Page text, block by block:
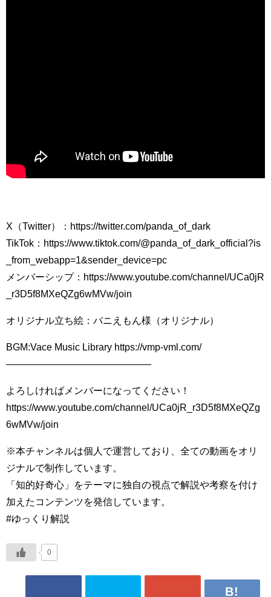
X（Twitter）：https://twitter.com/panda_of_dark
TikTok：https://www.tiktok.com/@panda_of_dark_official?is
_from_webapp=1&sender_device=pc
メンバーシップ：https://www.youtube.com/channel/UCa0jR
_r3D5f8MXeQZg6wMVw/join
オリジナル立ち絵：バニえもん様（オリジナル）
BGM:Vace Music Library https://vmp-vml.com/
———————————————
よろしければメンバーになってください！
https://www.youtube.com/channel/UCa0jR_r3D5f8MXeQZg
6wMVw/join
※本チャンネルは個人で運営しており、全ての動画をオリ
ジナルで制作しています。
「知的好奇心」をテーマに独自の視点で解説や考察を付け
加えたコンテンツを発信しています。
#ゆっくり解説
0